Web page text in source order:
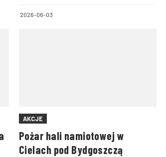
2026-06-03
AKCJE
Pożar hali namiotowej w
Cielach pod Bydgoszczą